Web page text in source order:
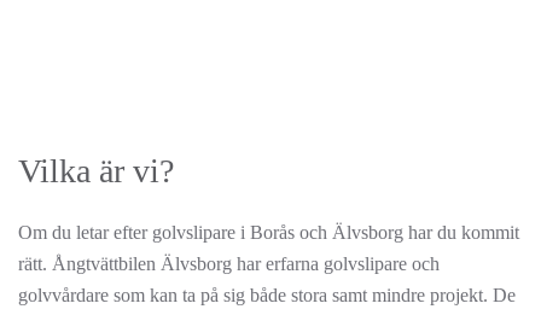
Vilka är vi?
Om du letar efter golvslipare i Borås och Älvsborg har du kommit
rätt. Ångtvättbilen Älvsborg har erfarna golvslipare och
golvvårdare som kan ta på sig både stora samt mindre projekt. De